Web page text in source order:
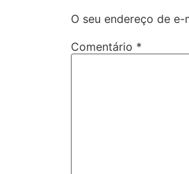
O seu endereço de
Comentário *